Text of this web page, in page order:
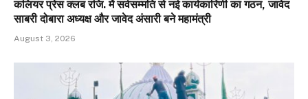
कलियर प्रेस क्लब रजि. में सर्वसम्मति से नई कार्यकारिणी का गठन, जावेद
साबरी दोबारा अध्यक्ष और जावेद अंसारी बने महामंत्री
August 3, 2026